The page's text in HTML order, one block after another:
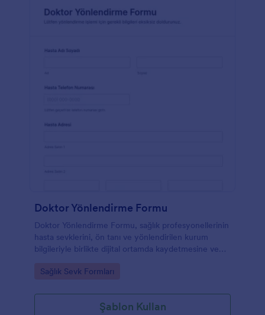
Doktor Yönlendirme Formu
Doktor Yönlendirme Formu, sağlık profesyonellerinin
hasta sevklerini, ön tanı ve yönlendirilen kurum
bilgileriyle birlikte dijital ortamda kaydetmesine ve
Go to Category:
Sağlık Sevk Formları
Şablon Kullan